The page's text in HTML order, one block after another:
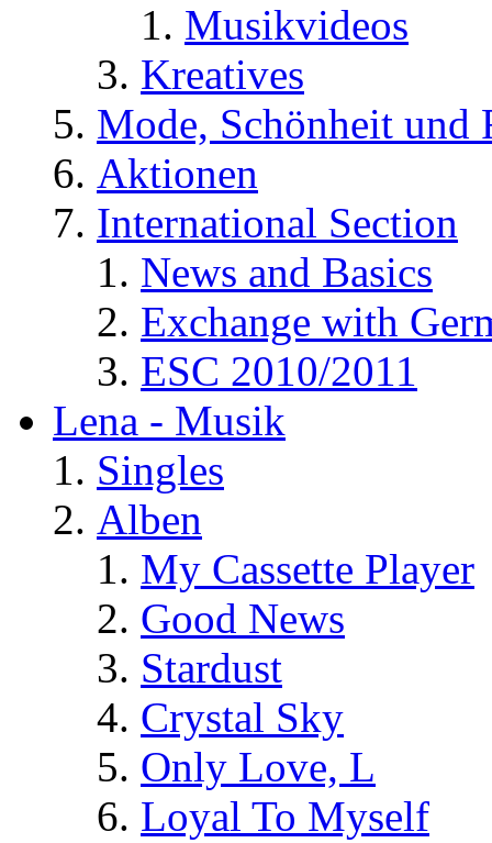
Musikvideos
Kreatives
Mode, Schönheit und
Aktionen
International Section
News and Basics
Exchange with
ESC 2010/2011
Lena - Musik
Singles
Alben
My Cassette Player
Good News
Stardust
Crystal Sky
Only Love, L
Loyal To Myself